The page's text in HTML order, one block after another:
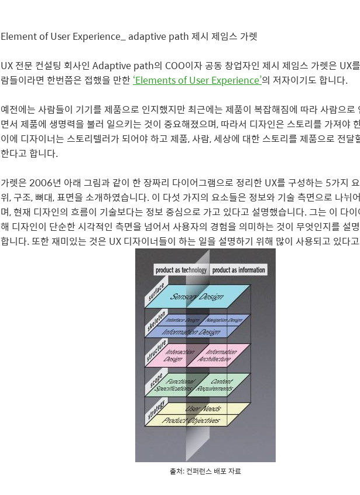
Element of User Experience_ adaptive path 제시 제임스 가렛
UX 전문 컨설팅 회사인 Adaptive path의 COO이자 공동 창업자인 제시 제임스 가렛은 UX
람들이라면 한번쯤은 접했을 만한 ‘Elements of User Experience’의 저자이기도 합니다.
예전에는 사람들이 기기를 제품으로 인지했지만 최근에는 제품이 복잡해짐에 따라 사람으로
면서 제품에 생명력을 불러 일으키는 것이 중요해졌으며, 따라서 디자인은 스토리를 가져야
이에 디자이너는 스토리텔러가 되어야 하고 제품, 사람, 세상에 대한 스토리를 제품으로 전달
한다고 합니다.
가렛은 2006년 아래 그림과 같이 한 장짜리 다이어그램으로 정리한 UX를 구성하는 5가지
위, 구조, 뼈대, 표면을 소개하였습니다. 이 다섯 가지의 요소들은 정보와 기술 측면으로 나뉘
며, 현재 디자인의 흐름이 기술보다는 정보 중심으로 가고 있다고 설명했습니다. 그는 이 다
해 디자인이 단순한 시각적인 측면을 넘어서 사용자의 경험을 의미하는 것이 무엇인지를 설
합니다. 또한 재미있는 것은 UX 디자이너들이 하는 일을 설명하기 위해 많이 사용되고 있다
출처: 컨퍼런스 배포 자료